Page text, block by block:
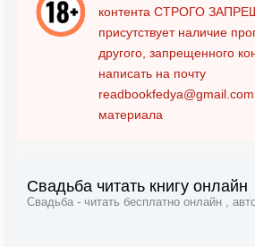
контента СТРОГО
присутствует наличие
другого, запрещенного
написать на почту
readbookfedya@gmail.com
материала
Свадьба читать книгу онлайн
Свадьба - читать бесплатно онлайн ,